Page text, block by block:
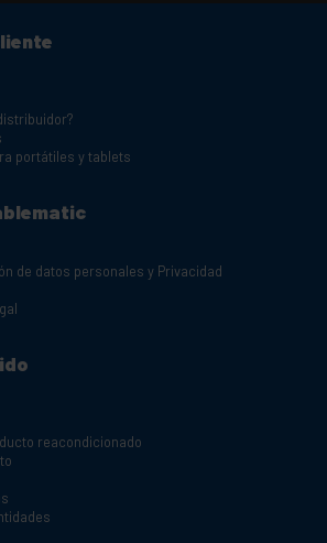
portátiles y tablets
de datos personales y Privacidad
reacondicionado